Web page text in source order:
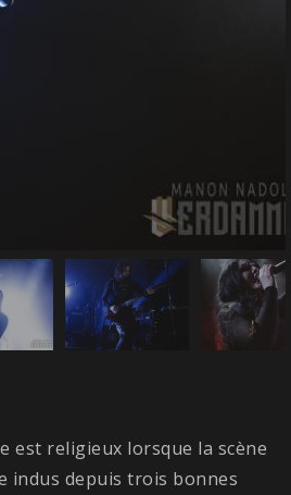
est religieux lorsque la scène
indus depuis trois bonnes